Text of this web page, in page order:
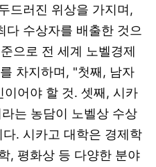
드러진 위상을 가지며,
다 수상자를 배출한 것으
으로 전 세계 노벨경제
차지하며, "첫째, 남자
어야 할 것. 셋째, 시카
는 농담이 노벨상 수상
. 시카고 대학은 경제학
, 평화상 등 다양한 분야